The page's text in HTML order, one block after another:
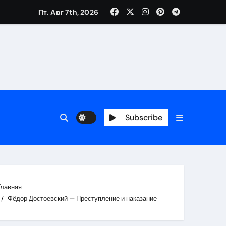
ресниц и депиляции
и обустройства мест отдыха
Пт. Авг 7th, 2026
Subscribe
Фёдор Достоевский — Преступление и наказание